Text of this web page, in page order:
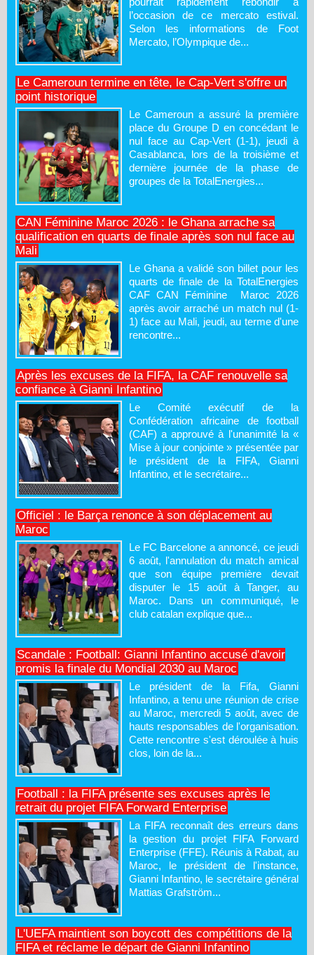
l’occasion de ce mercato estival.
Selon les informations de Foot
Mercato, l’Olympique de...
Le Cameroun termine en tête, le Cap-Vert s'offre un
point historique
Le Cameroun a assuré la première
place du Groupe D en concédant le
nul face au Cap-Vert (1-1), jeudi à
Casablanca, lors de la troisième et
dernière journée de la phase de
groupes de la TotalEnergies...
CAN Féminine Maroc 2026 : le Ghana arrache sa
qualification en quarts de finale après son nul face au
Mali
Le Ghana a validé son billet pour les
quarts de finale de la TotalEnergies
CAF CAN Féminine Maroc 2026
après avoir arraché un match nul (1-
1) face au Mali, jeudi, au terme d'une
rencontre...
Après les excuses de la FIFA, la CAF renouvelle sa
confiance à Gianni Infantino
Le Comité exécutif de la
Confédération africaine de football
(CAF) a approuvé à l'unanimité la «
Mise à jour conjointe » présentée par
le président de la FIFA, Gianni
Infantino, et le secrétaire...
Officiel : le Barça renonce à son déplacement au
Maroc
Le FC Barcelone a annoncé, ce jeudi
6 août, l'annulation du match amical
que son équipe première devait
disputer le 15 août à Tanger, au
Maroc. Dans un communiqué, le
club catalan explique que...
Scandale : Football: Gianni Infantino accusé d'avoir
promis la finale du Mondial 2030 au Maroc
Le président de la Fifa, Gianni
Infantino, a tenu une réunion de crise
au Maroc, mercredi 5 août, avec de
hauts responsables de l'organisation.
Cette rencontre s'est déroulée à huis
clos, loin de la...
Football : la FIFA présente ses excuses après le
retrait du projet FIFA Forward Enterprise
La FIFA reconnaît des erreurs dans
la gestion du projet FIFA Forward
Enterprise (FFE). Réunis à Rabat, au
Maroc, le président de l'instance,
Gianni Infantino, le secrétaire général
Mattias Grafström...
L'UEFA maintient son boycott des compétitions de la
FIFA et réclame le départ de Gianni Infantino